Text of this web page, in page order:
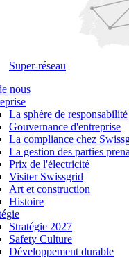
Super-réseau
nous
La sphère de responsabilité
Gouvernance d'entreprise
La compliance chez
La gestion des parties
Prix de l'électricité
Visiter Swissgrid
Art et construction
Histoire
Stratégie 2027
Safety Culture
Développement durable